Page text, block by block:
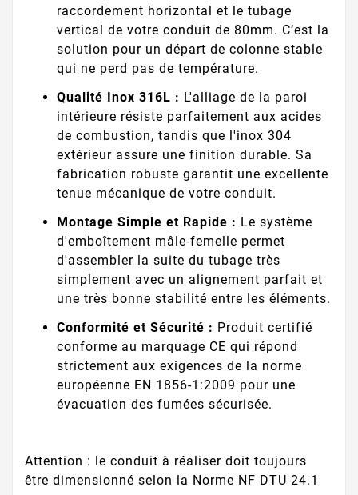
raccordement horizontal et le tubage
vertical de votre conduit de 80mm. C’est la
solution pour un départ de colonne stable
qui ne perd pas de température.
Qualité Inox 316L : L'alliage de la paroi
intérieure résiste parfaitement aux acides
de combustion, tandis que l'inox 304
extérieur assure une finition durable. Sa
fabrication robuste garantit une excellente
tenue mécanique de votre conduit.
Montage Simple et Rapide : Le système
d'emboîtement mâle-femelle permet
d'assembler la suite du tubage très
simplement avec un alignement parfait et
une très bonne stabilité entre les éléments.
Conformité et Sécurité : Produit certifié
conforme au marquage CE qui répond
strictement aux exigences de la norme
européenne EN 1856-1:2009 pour une
évacuation des fumées sécurisée.
Attention : le conduit à réaliser doit toujours
être dimensionné selon la Norme NF DTU 24.1